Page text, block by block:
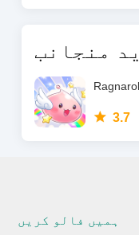
3.7
ہمیں فالو کریں